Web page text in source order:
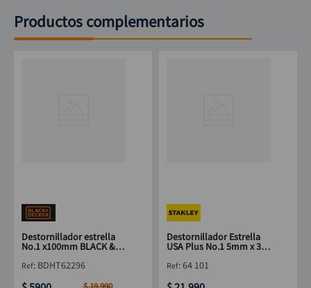
Productos complementarios
Destornillador estrella
No.1 x100mm BLACK &
: BDHT62296
Destornillador Estrella
USA Plus No.1 5mm x 3"
:64 101